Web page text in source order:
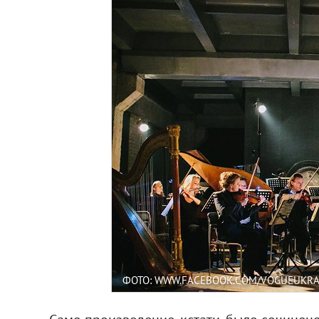
ФОТО: WWW.FACEBOOK.COM/